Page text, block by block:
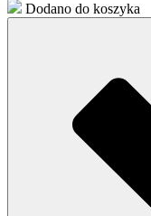
Dodano do koszyka